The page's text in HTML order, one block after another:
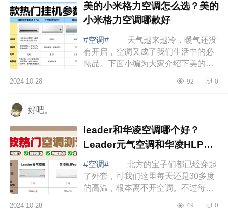
美的小米格力空调怎么选？美的
小米格力空调哪款好
#空调#
天气越来越冷，暖气还没
有开启，空调又成了我们生活中的必
需品。下面小编为大家介绍下美的小
调哪款好 美的小米格力空调怎么
2024-10-28 92 0
好吧。
leader和华凌空调哪个好？
Leader元气空调和华凌HLP空
调哪款值得入手
#空调#
北方的宝子们都已经穿起
了外套，可我们这里每天还是30多度
的高温，根本离不开空调。不过每天
难受的，下面小编为大家介绍下
2024-10-28 49 0